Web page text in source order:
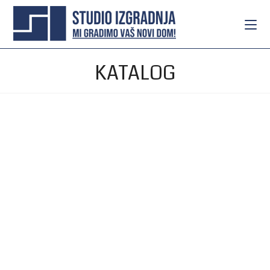
KATALOG